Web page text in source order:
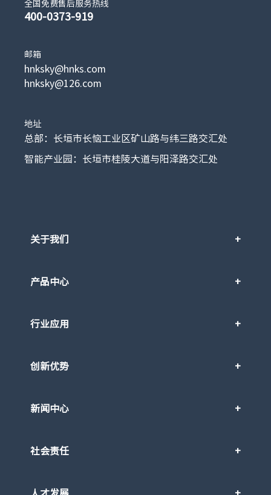
全国免费售后服务热线
400-0373-919
邮箱
hnksky@hnks.com
hnksky@126.com
地址
总部：长垣市长恼工业区矿山路与纬三路交汇处
智能产业园：长垣市桂陵大道与阳泽路交汇处
关于我们
产品中心
行业应用
创新优势
新闻中心
社会责任